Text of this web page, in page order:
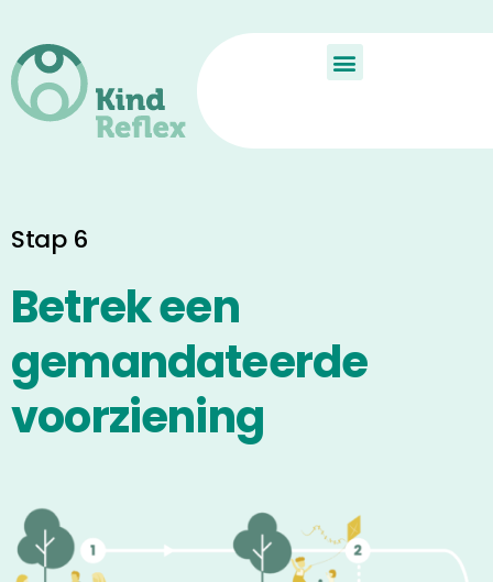
Stap 6
Betrek een
gemandateerde
voorziening